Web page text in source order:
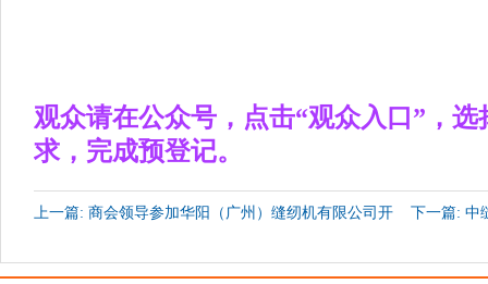
观众请在公众号，点击“观众入口”，
求，完成预登记。
上一篇: 商会领导参加华阳（广州）缝纫机有限公司开
下一篇: 中